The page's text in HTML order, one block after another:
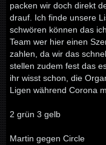
packen wir doch direkt
drauf. Ich finde unsere
schwören können das
Team wer hier einen
zahlen, da wir das
stellen zudem fest das
ihr wisst schon, die
Ligen während Corona
2 grün 3 gelb
Martin gegen Circle